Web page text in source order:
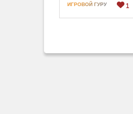
ИГРОВОЙ ГУРУ 1